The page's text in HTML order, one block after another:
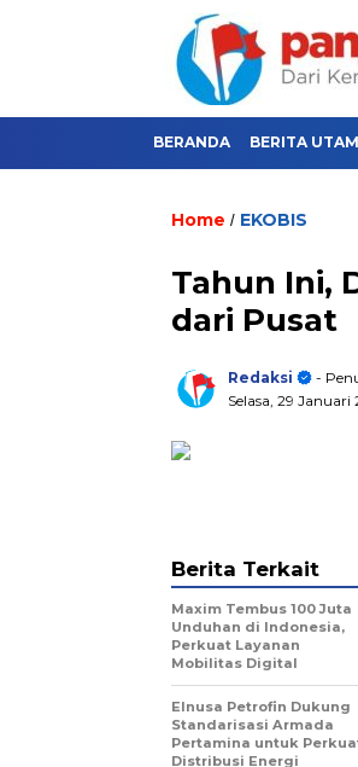
BERANDA BERITA
Home / EKOBIS
Tahun Ini,
dari Pusat
Redaksi
-
Selasa, 29 Januari
Berita Terkait
Maxim Tembus 100 Juta
Unduhan di Indonesia,
Perkuat Layanan
Mobilitas Digital
Elnusa Petrofin Dukung
Standarisasi Armada
Pertamina untuk
Distribusi Energi